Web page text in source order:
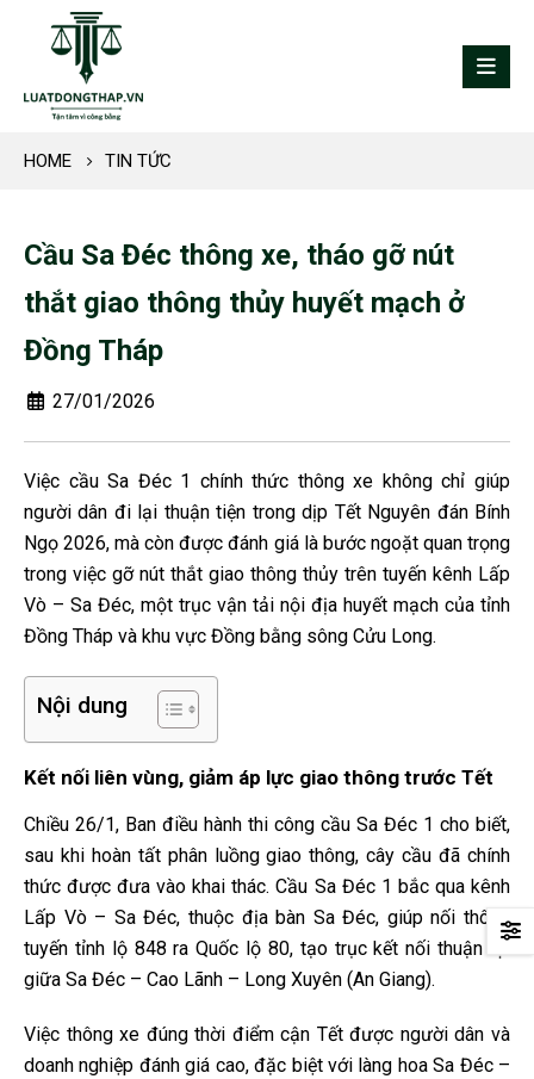
HOME TIN TỨC
Cầu Sa Đéc thông xe, tháo gỡ nút
thắt giao thông thủy huyết mạch ở
Đồng Tháp
27/01/2026
Việc cầu Sa Đéc 1 chính thức thông xe không chỉ giúp
người dân đi lại thuận tiện trong dịp Tết Nguyên đán Bính
Ngọ 2026, mà còn được đánh giá là bước ngoặt quan trọng
trong việc gỡ nút thắt giao thông thủy trên tuyến kênh Lấp
Vò – Sa Đéc, một trục vận tải nội địa huyết mạch của tỉnh
Đồng Tháp và khu vực Đồng bằng sông Cửu Long.
Nội dung
Kết nối liên vùng, giảm áp lực giao thông trước Tết
Chiều 26/1, Ban điều hành thi công cầu Sa Đéc 1 cho biết,
sau khi hoàn tất phân luồng giao thông, cây cầu đã chính
thức được đưa vào khai thác. Cầu Sa Đéc 1 bắc qua kênh
Lấp Vò – Sa Đéc, thuộc địa bàn Sa Đéc, giúp nối thông
tuyến tỉnh lộ 848 ra Quốc lộ 80, tạo trục kết nối thuận lợi
giữa Sa Đéc – Cao Lãnh – Long Xuyên (An Giang).
Việc thông xe đúng thời điểm cận Tết được người dân và
doanh nghiệp đánh giá cao, đặc biệt với làng hoa Sa Đéc –